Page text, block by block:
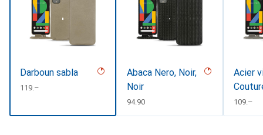
Darboun sabla
CHF
119.–
Abaca Nero, Noir,
Noir
CHF
94.90
Acier
CHF
109.–